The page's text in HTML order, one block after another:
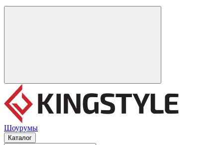
Шоурумы
Каталог